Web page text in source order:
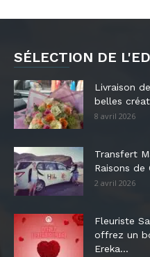
SÉLECTION DE
Livraison
belles
8 avril 2026
Transfert
Raisons de
2 avril 2026
Fleuriste
offrez un
Ereka...